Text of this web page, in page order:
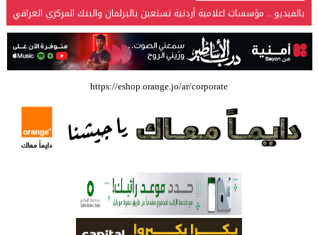
بالفيديو .. مؤسسات اعلامية أردنية تستعين بالبرلمان والبنك المركزي العراقي
في قضيتها مع طارق الحسن
بالفيديو .. إرادة القائد ثم التعليم ثم الصناعة والزراعة قذفت ببنجلاديش خلال
عشرين عاما من دخل الفرد ٤٠٠$ سنويا الى ٦٠٠٠ $ ، فهل نستطيع ؟؟؟؟؟
شركة تسابيح للسياحة والسفر تسير اول رحلة لحجاج بيت الله الحرام عبر مطار
الملكة علياء الدولي – صور
العلمية الثقافية الأردنية
حملة للتبرع بالدم في جامعة الزيتونة الأردنية
https://eshop.orange.jo/ar/corporate